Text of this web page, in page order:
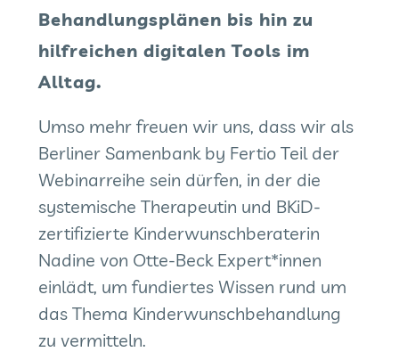
Behandlungsplänen bis hin zu
hilfreichen digitalen Tools im
Alltag.
Umso mehr freuen wir uns, dass wir als
Berliner Samenbank by Fertio Teil der
Webinarreihe sein dürfen, in der die
systemische Therapeutin und BKiD-
zertifizierte Kinderwunschberaterin
Nadine von Otte-Beck Expert*innen
einlädt, um fundiertes Wissen rund um
das Thema Kinderwunschbehandlung
zu vermitteln.